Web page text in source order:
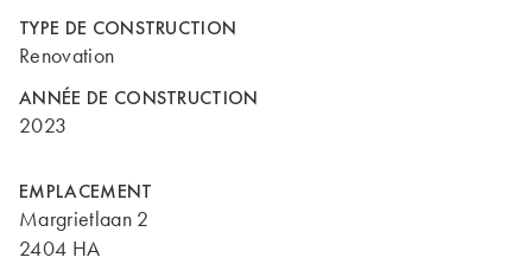
TYPE DE CONSTRUCTION
Renovation
ANNÉE DE CONSTRUCTION
2023
EMPLACEMENT
Margrietlaan 2
2404 HA